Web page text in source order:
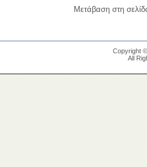
Μετάβαση στη
Copyright
All